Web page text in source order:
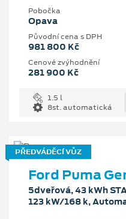
Pobočka
Opava
Původní cena s DPH
981 800 Kč
Cenové zvýhodnění
281 900 Kč
1.5 l
8st. automatická
PŘEDVÁDĚCÍ VŮZ
Ford Puma
5dveřová, 43 kWh
123 kW/168 k,